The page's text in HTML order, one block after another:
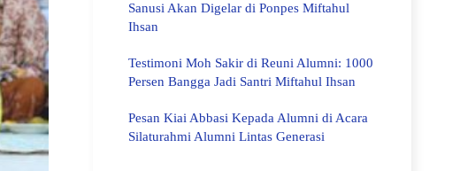
Sanusi Akan Digelar di Ponpes Miftahul
Ihsan
Testimoni Moh Sakir di Reuni Alumni: 1000
Persen Bangga Jadi Santri Miftahul Ihsan
Pesan Kiai Abbasi Kepada Alumni di Acara
Silaturahmi Alumni Lintas Generasi